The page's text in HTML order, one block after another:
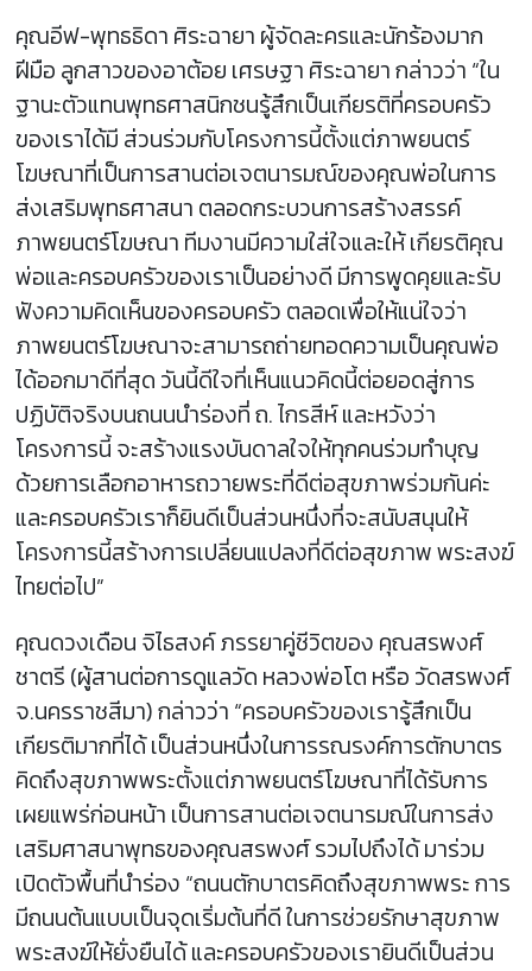
คุณอีฟ-พุทธธิดา ศิระฉายา ผู้จัดละครและนักร้องมาก
ฝีมือ ลูกสาวของอาต้อย เศรษฐา ศิระฉายา กล่าวว่า “ใน
ฐานะตัวแทนพุทธศาสนิกชนรู้สึกเป็นเกียรติที่ครอบครัว
ของเราได้มี ส่วนร่วมกับโครงการนี้ตั้งแต่ภาพยนตร์
โฆษณาที่เป็นการสานต่อเจตนารมณ์ของคุณพ่อในการ
ส่งเสริมพุทธศาสนา ตลอดกระบวนการสร้างสรรค์
ภาพยนตร์โฆษณา ทีมงานมีความใส่ใจและให้ เกียรติคุณ
พ่อและครอบครัวของเราเป็นอย่างดี มีการพูดคุยและรับ
ฟังความคิดเห็นของครอบครัว ตลอดเพื่อให้แน่ใจว่า
ภาพยนตร์โฆษณาจะสามารถถ่ายทอดความเป็นคุณพ่อ
ได้ออกมาดีที่สุด วันนี้ดีใจที่เห็นแนวคิดนี้ต่อยอดสู่การ
ปฏิบัติจริงบนถนนนำร่องที่ ถ. ไกรสีห์ และหวังว่า
โครงการนี้ จะสร้างแรงบันดาลใจให้ทุกคนร่วมทำบุญ
ด้วยการเลือกอาหารถวายพระที่ดีต่อสุขภาพร่วมกันค่ะ
และครอบครัวเราก็ยินดีเป็นส่วนหนึ่งที่จะสนับสนุนให้
โครงการนี้สร้างการเปลี่ยนแปลงที่ดีต่อสุขภาพ พระสงฆ์
ไทยต่อไป”
คุณดวงเดือน จิไธสงค์ ภรรยาคู่ชีวิตของ คุณสรพงศ์
ชาตรี (ผู้สานต่อการดูแลวัด หลวงพ่อโต หรือ วัดสรพงศ์
จ.นครราชสีมา) กล่าวว่า “ครอบครัวของเรารู้สึกเป็น
เกียรติมากที่ได้ เป็นส่วนหนึ่งในการรณรงค์การตักบาตร
คิดถึงสุขภาพพระตั้งแต่ภาพยนตร์โฆษณาที่ได้รับการ
เผยแพร่ก่อนหน้า เป็นการสานต่อเจตนารมณ์ในการส่ง
เสริมศาสนาพุทธของคุณสรพงศ์ รวมไปถึงได้ มาร่วม
เปิดตัวพื้นที่นำร่อง “ถนนตักบาตรคิดถึงสุขภาพพระ การ
มีถนนต้นแบบเป็นจุดเริ่มต้นที่ดี ในการช่วยรักษาสุขภาพ
พระสงฆ์ให้ยั่งยืนได้ และครอบครัวของเรายินดีเป็นส่วน